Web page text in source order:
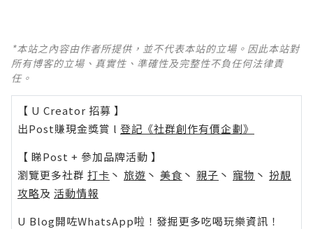
*本站之內容由作者所提供，並不代表本站的立場。因此本站對
所有博客的立場、真實性、準確性及完整性不負任何法律責
任。
【 U Creator 招募 】
出Post賺現金獎賞 l 登記《社群創作有價企劃》
【 睇Post + 參加品牌活動 】
瀏覽更多社群 打卡 丶 旅遊 丶 美食 丶 親子 丶 寵物 丶 扮靚
攻略及 活動情報
U Blog開咗WhatsApp啦！發掘更多吃喝玩樂資訊！